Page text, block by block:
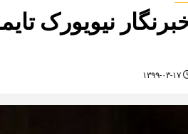
نیویورک